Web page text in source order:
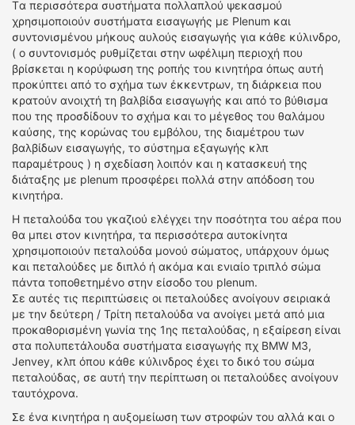
Tα περισσότερα συστήματα πολλαπλού ψεκασμού
χρησιμοποιούν συστήματα εισαγωγής με Plenum και
συντονισμένου μήκους αυλούς εισαγωγής για κάθε κύλινδρο,
( ο συντονισμός ρυθμίζεται στην ωφέλιμη περιοχή που
βρίσκεται η κορύφωση της ροπής του κινητήρα όπως αυτή
προκύπτει από το σχήμα των έκκεντρων, τη διάρκεια που
κρατούν ανοιχτή τη βαλβίδα εισαγωγής και από το βύθισμα
που της προσδίδουν το σχήμα και το μέγεθος του θαλάμου
καύσης, της κορώνας του εμβόλου, της διαμέτρου των
βαλβίδων εισαγωγής, το σύστημα εξαγωγής κλπ
παραμέτρους ) η σχεδίαση λοιπόν και η κατασκευή της
διάταξης με plenum προσφέρει πολλά στην απόδοση του
κινητήρα.
Η πεταλούδα του γκαζιού ελέγχει την ποσότητα του αέρα που
θα μπει στον κινητήρα, τα περισσότερα αυτοκίνητα
χρησιμοποιούν πεταλούδα μονού σώματος, υπάρχουν όμως
και πεταλούδες με διπλό ή ακόμα και ενιαίο τριπλό σώμα
πάντα τοποθετημένο στην είσοδο του plenum.
Σε αυτές τις περιπτώσεις οι πεταλούδες ανοίγουν σειριακά
με την δεύτερη / Τρίτη πεταλούδα να ανοίγει μετά από μια
προκαθορισμένη γωνία της 1ης πεταλούδας, η εξαίρεση είναι
στα πολυπετάλουδα συστήματα εισαγωγής πχ BMW M3,
Jenvey, κλπ όπου κάθε κύλινδρος έχει το δικό του σώμα
πεταλούδας, σε αυτή την περίπτωση οι πεταλούδες ανοίγουν
ταυτόχρονα.
Σε ένα κινητήρα η αυξομείωση των στροφών του αλλά και ο